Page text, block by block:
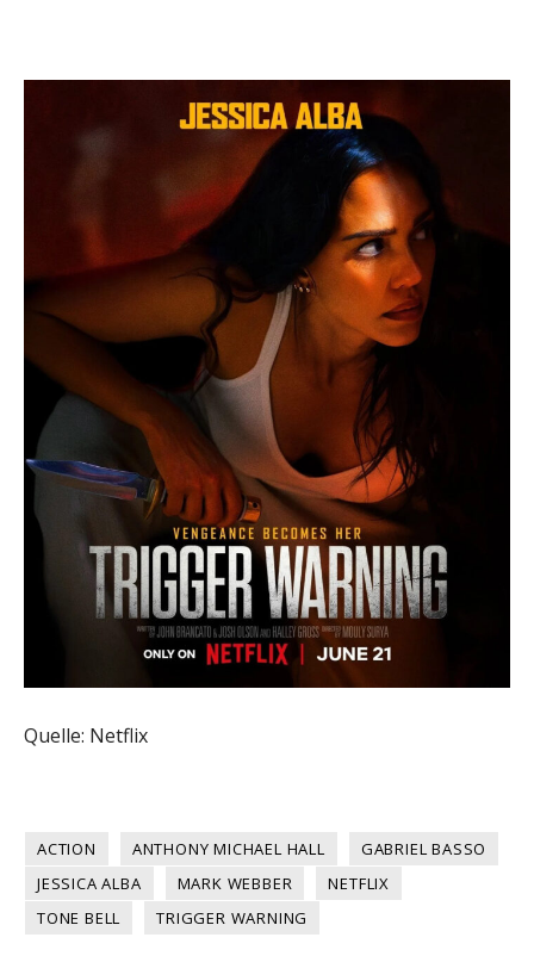
Quelle: Netflix
ACTION ANTHONY MICHAEL HALL
GABRIEL BASSO
JESSICA ALBA
MARK WEBBER
NETFLIX
TONE BELL
TRIGGER WARNING